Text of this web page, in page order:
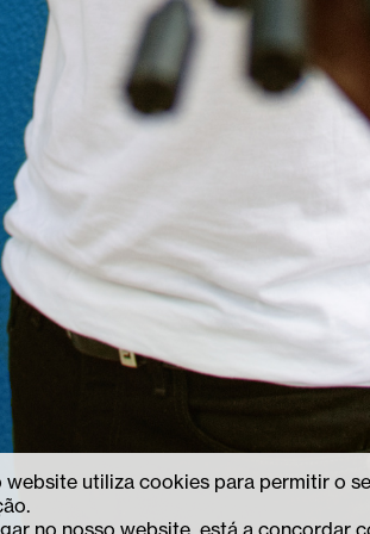
website utiliza cookies para permitir o
no nosso website, está a concordar